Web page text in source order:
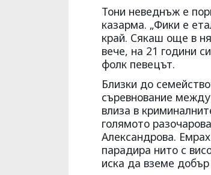
Тони неведнъж е
казарма. „Фики е
край. Сякаш още в
вече, на 21 години
фолк певецът.
Близки до
съревнование
влиза в
голямото
Александрова.
парадира нито с
иска да вземе